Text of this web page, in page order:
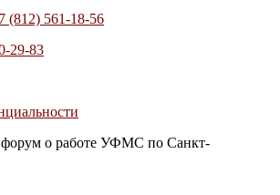
(812) 561-18-56
29-83
о работе УФМС по Санкт-